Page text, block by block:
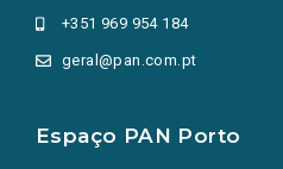
+351 969 954 184
geral@pan.com.pt
Espaço PAN Porto